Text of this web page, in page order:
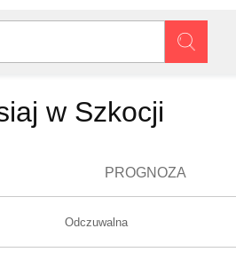
w Szkocji
PROGNOZA
Odczuwalna